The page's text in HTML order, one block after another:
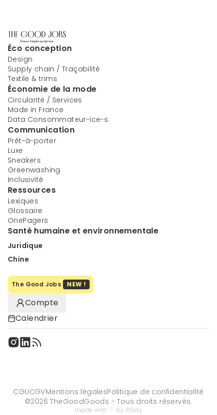
Éco conception
Design
Supply chain / Traçabilité
Textile & trims
Économie de la mode
Circularité / Services
Made in France
Data Consommateur-ice-s
Communication
Prêt-à-porter
Luxe
Sneakers
Greenwashing
Inclusivité
Ressources
Lexiques
Glossaire
OnePagers
Santé humaine et environnementale
Juridique
Chine
The Good Jobs NEW !
Compte
Calendrier
CGUCGVMentions légalesPolitique de confidentialité
©2026 TheGoodGoods - Tous droits réservés.
made with ♡ by Piloty